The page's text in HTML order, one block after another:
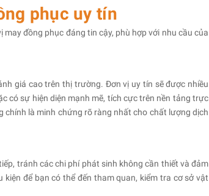
phục uy tín
đồng phục đáng tin cậy, phù hợp với nhu cầu của
giá cao trên thị trường. Đơn vị uy tín sẽ được nhiều
có sự hiện diện mạnh mẽ, tích cực trên nền tảng trực
là minh chứng rõ ràng nhất cho chất lượng dịch
tránh các chi phí phát sinh không cần thiết và đảm
để bạn có thể đến tham quan, kiểm tra cơ sở vật